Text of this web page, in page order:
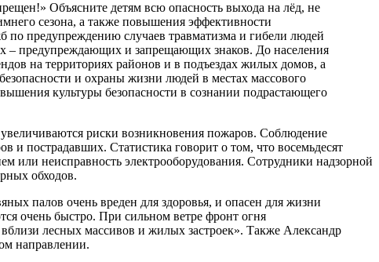
Объясните детям всю опасность выхода на лёд, не
сезона, а также повышения эффективности
по предупреждению случаев травматизма и гибели людей
– предупреждающих и запрещающих знаков. До населения
на территориях районов и в подъездах жилых домов, а
и охраны жизни людей в местах массового
культуры безопасности в сознании подрастающего
риски возникновения пожаров. Соблюдение
и пострадавших. Статистика говорит о том, что восемьдесят
или неисправность электрооборудования. Сотрудники надзорной
обходов.
палов очень вреден для здоровья, и опасен для жизни
очень быстро. При сильном ветре фронт огня
лесных массивов и жилых застроек». Также Александр
направлении.